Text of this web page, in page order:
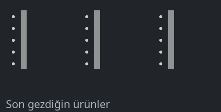
Son gezdiğin ürünler